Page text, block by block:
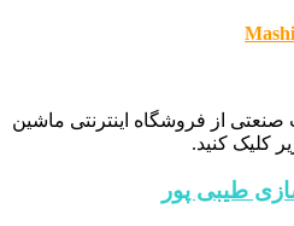
صنعتی از فروشگاه اینترنتی ماشین
کلیک کنید.
طیبی پور